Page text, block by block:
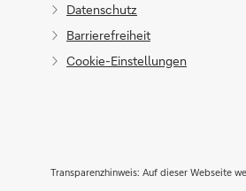
Datenschutz
Barrierefreiheit
Cookie-Einstellungen
Transparenzhinweis: Auf dieser Webseite